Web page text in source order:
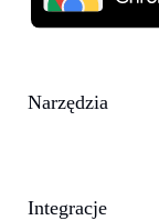
Narzędzia
Integracje